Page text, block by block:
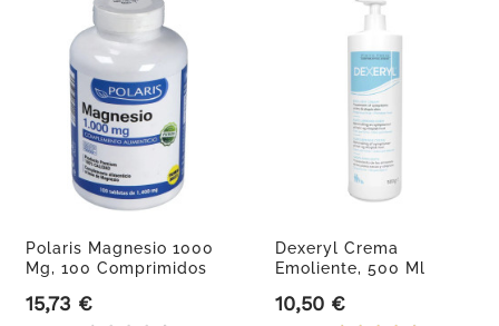
Polaris Magnesio 1000
Mg, 100 Comprimidos
Precio
15,73 €
Dexeryl Crema
Emoliente, 500 Ml
Precio
10,50 €